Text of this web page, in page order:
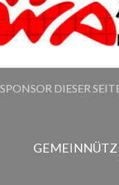
SPONSOR DIESER